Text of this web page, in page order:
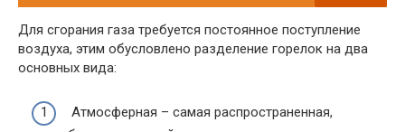
Для сгорания газа требуется постоянное поступление
воздуха, этим обусловлено разделение горелок на два
основных вида:
Атмосферная – самая распространенная,